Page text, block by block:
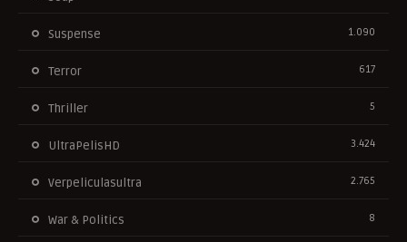
Suspense 1.090
Terror 617
Thriller 5
UltraPelisHD 3.424
Verpeliculasultra 2.765
War & Politics 8